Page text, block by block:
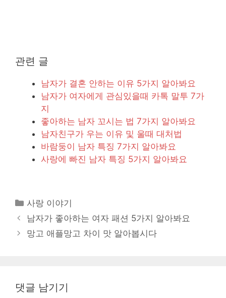
관련 글
남자가 결혼 안하는 이유 5가지 알아봐요
남자가 여자에게 관심있을때 카톡 말투 7가
지
좋아하는 남자 꼬시는 법 7가지 알아봐요
남자친구가 우는 이유 및 울때 대처법
바람둥이 남자 특징 7가지 알아봐요
사랑에 빠진 남자 특징 5가지 알아봐요
카
테
리
사랑 이야기
남자가 좋아하는 여자 패션 5가지 알아봐요
망고 애플망고 차이 맛 알아봅시다
댓글 남기기